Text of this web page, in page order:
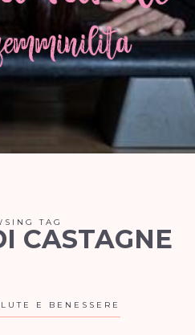
TAG
CASTAGNE
E BENESSERE